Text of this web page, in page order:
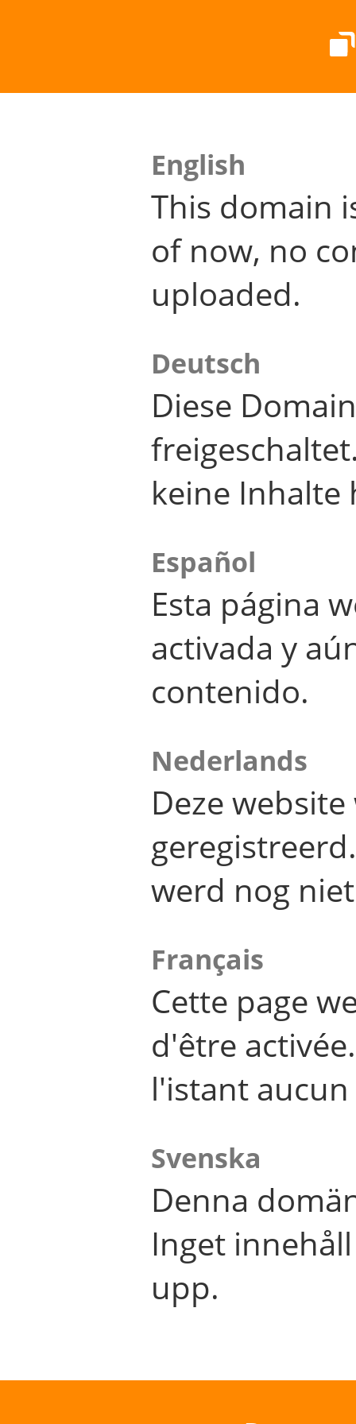
English
This domain
of now, no
uploaded.
Deutsch
Diese
keine Inhalte
Español
Esta página
activada y
contenido.
Nederlands
Deze
werd nog
Français
Cette page
d'être
l'istant
Svenska
Denna
Inget
upp.